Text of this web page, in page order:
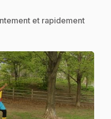
et rapidement